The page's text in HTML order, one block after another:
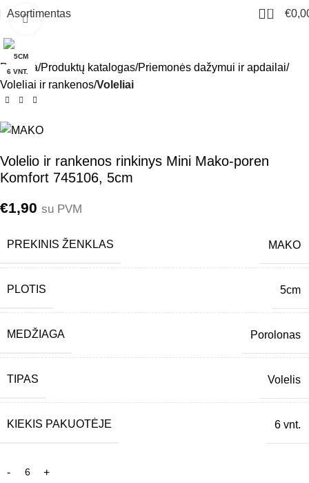
Asortimentas 0 €
5CM
6 VNT.
Click to enlarge
Pradžia Produktų katalogas Priemonės dažymui ir apdailai
Voleliai ir rankenos Voleliai
Volelio ir rankenos rinkinys Mini Mako-poren
Komfort 745106, 5cm
€1,90 su PVM
PREKINIS ŽENKLAS MAKO
PLOTIS 5cm
MEDŽIAGA Porolonas
TIPAS Volelis
KIEKIS PAKUOTĖJE 6 vnt.